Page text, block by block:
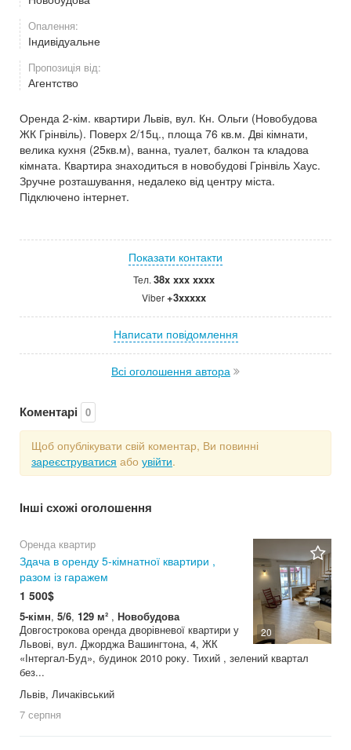
Опалення:
Індивідуальне
Пропозиція від:
Агентство
Оренда 2-кім. квартири Львів, вул. Кн. Ольги (Новобудова
ЖК Грінвіль). Поверх 2/15ц., площа 76 кв.м. Дві кімнати,
велика кухня (25кв.м), ванна, туалет, балкон та кладова
кімната. Квартира знаходиться в новобудові Грінвіль Хаус.
Зручне розташування, недалеко від центру міста.
Підключено інтернет.
Показати контакти
Тел.38x xxx xxxx
Viber+3xxxxx
Написати повідомлення
Всі оголошення автора
Коментарі 0
Щоб опублікувати свій коментар, Ви повинні
зареєструватися або увійти.
Інші схожі оголошення
20
Оренда квартир
Здача в оренду 5-кімнатної квартири ,
разом із гаражем
1 500$
5-кімн, 5/6, 129 м² , Новобудова
Довгострокова оренда дворівневої квартири у
Львові, вул. Джорджа Вашингтона, 4, ЖК
«Інтергал-Буд», будинок 2010 року. Тихий , зелений квартал
без...
Львів, Личаківський
7 серпня